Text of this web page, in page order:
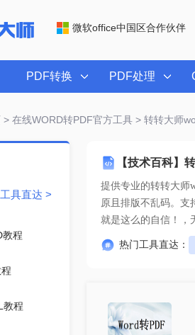
微软office中国区合作伙伴
PDF转换 PDF处理
> 在线WORD转PDF官方工具> 转转大师
【技术百科】
提供专业的转转大师
就是这么的自信！
热门工具直达：
具直达 >
教程
教程